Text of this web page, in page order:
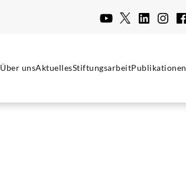
Über unsAktuellesStiftungsarbeitPublikationen